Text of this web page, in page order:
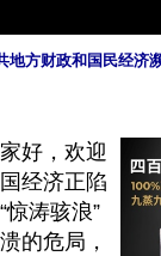
好，欢迎
经济正陷
惊涛骇浪”
的危局，